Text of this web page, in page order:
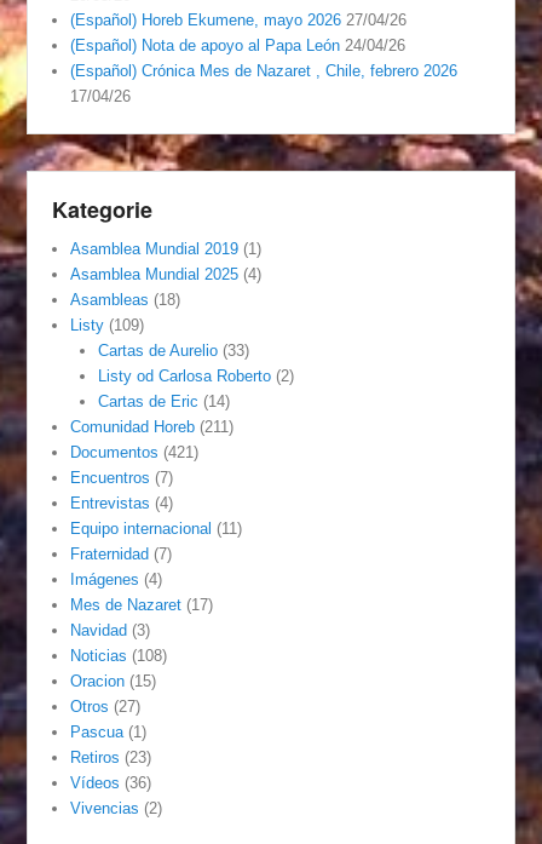
(Español) Horeb Ekumene, mayo 2026 27/04/26
(Español) Nota de apoyo al Papa León 24/04/26
(Español) Crónica Mes de Nazaret , Chile, febrero 2026
17/04/26
Kategorie
Asamblea Mundial 2019 (1)
Asamblea Mundial 2025 (4)
Asambleas (18)
Listy (109)
Cartas de Aurelio(33)
Listy od Carlosa Roberto(2)
Cartas de Eric (14)
Comunidad Horeb (211)
Documentos (421)
Encuentros (7)
Entrevistas (4)
Equipo internacional (11)
Fraternidad (7)
Imágenes (4)
Mes de Nazaret (17)
Navidad (3)
Noticias (108)
Oracion (15)
Otros (27)
Pascua (1)
Retiros (23)
Vídeos (36)
Vivencias (2)